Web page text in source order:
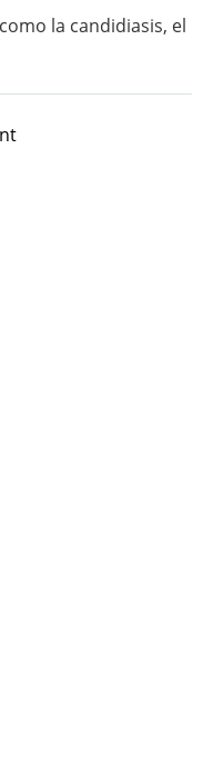
la candidiasis, el